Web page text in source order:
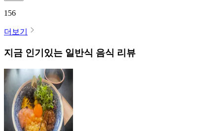
156
더보기
지금 인기있는 일반식 음식 리뷰